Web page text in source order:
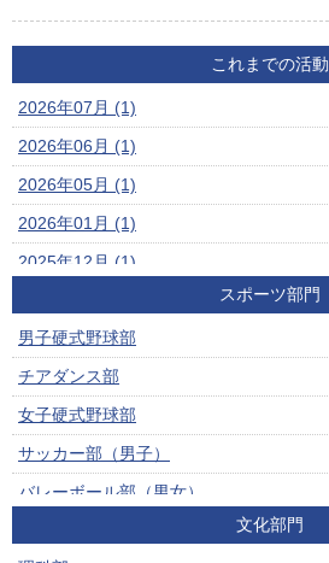
これまでの活動
2026年07月 (1)
2026年06月 (1)
2026年05月 (1)
2026年01月 (1)
2025年12月 (1)
2025年07月 (2)
2025年05月 (1)
2024年05月 (1)
2023年11月 (2)
2023年10月 (1)
スポーツ部門
男子硬式野球部
チアダンス部
女子硬式野球部
サッカー部（男子）
バレーボール部（男女）
ビーチバレーボール部（男女）文化部門